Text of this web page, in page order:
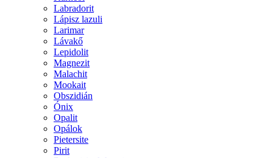
Labradorit
Lápisz lazuli
Larimar
Lávakő
Lepidolit
Magnezit
Malachit
Mookait
Obszidián
Ónix
Opalit
Opálok
Pietersite
Pirit